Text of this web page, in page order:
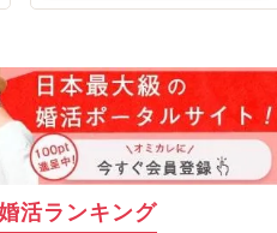
活ランキング